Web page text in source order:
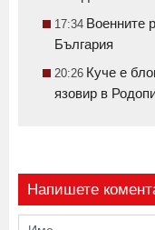
17:34 Военните
България
20:26 Куче е
язовир в
Напишете